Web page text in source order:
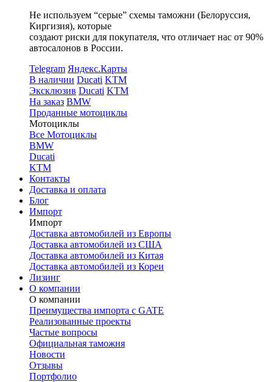
Не используем “серые” схемы таможни (Белоруссия,
Киргизия), которые
создают риски для покупателя, что отличает нас от 90%
автосалонов в России.
Telegram Яндекс.Карты
В наличии Ducati KTM
Эксклюзив Ducati KTM
На заказ BMW
Проданные мотоциклы
Мотоциклы
Все Мотоциклы
BMW
Ducati
KTM
Контакты
Доставка и оплата
Блог
Импорт
Импорт
Доставка автомобилей из Европы
Доставка автомобилей из США
Доставка автомобилей из Китая
Доставка автомобилей из Кореи
Лизинг
О компании
О компании
Преимущества импорта с GATE
Реализованные проекты
Частые вопросы
Официальная таможня
Новости
Отзывы
Портфолио